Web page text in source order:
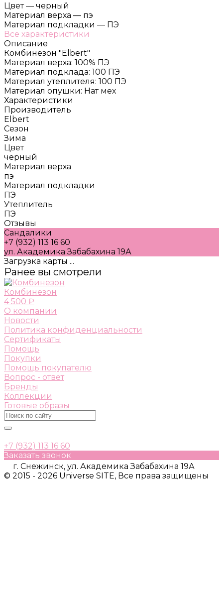
Цвет — черный
Материал верха — пэ
Материал подкладки — ПЭ
Все характеристики
Описание
Комбинезон "Elbert"
Материал верха: 100% ПЭ
Материал подклада: 100 ПЭ
Материал утеплителя: 100 ПЭ
Материал опушки: Нат мех
Характеристики
Производитель
Elbert
Сезон
Зима
Цвет
черный
Материал верха
пэ
Материал подкладки
ПЭ
Утеплитель
ПЭ
Отзывы
Сандалики
+7 (932) 113 16 60
ул. Академика Забабахина 19А
Загрузка карты ...
Ранее вы смотрели
Комбинезон
4 500 ₽
О компании
Новости
Политика конфиденциальности
Сертификаты
Помощь
Покупки
Помощь покупателю
Вопрос - ответ
Бренды
Коллекции
Готовые образы
+7 (932) 113 16 60
Заказать звонок
г. Снежинск, ул. Академика Забабахина 19А
© 2015 - 2026 Universe SITE, Все права защищены